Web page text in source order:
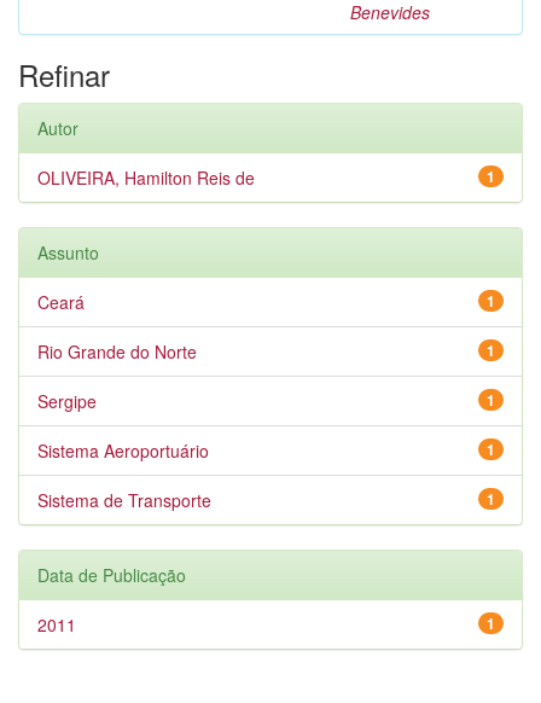
Benevides
Refinar
Autor
1
OLIVEIRA, Hamilton Reis de
Assunto
1
Ceará
1
Rio Grande do Norte
1
Sergipe
1
Sistema Aeroportuário
1
Sistema de Transporte
Data de Publicação
1
2011